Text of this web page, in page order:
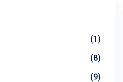
(1)
(8)
(9)